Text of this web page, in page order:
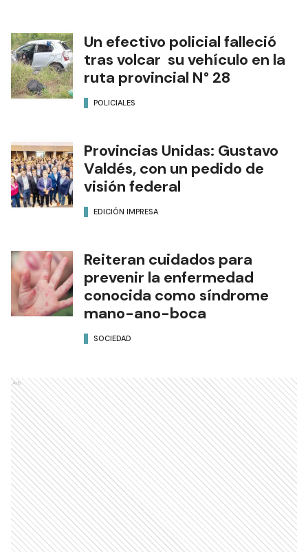
Un efectivo policial falleció
tras volcar su vehículo en la
ruta provincial N° 28
POLICIALES
Provincias Unidas: Gustavo
Valdés, con un pedido de
visión federal
EDICIÓN IMPRESA
Reiteran cuidados para
prevenir la enfermedad
conocida como síndrome
mano-ano-boca
SOCIEDAD
Ads